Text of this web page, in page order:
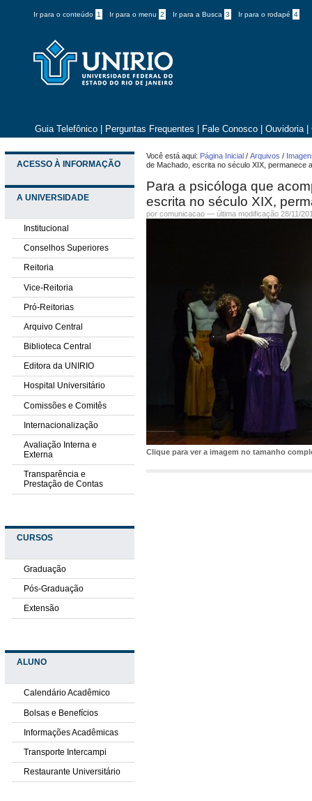
Ir para o conteúdo 1 Ir para o menu 2 Ir para a Busca 3 Ir para o rodapé 4
Guia Telefônico Perguntas Frequentes Fale Conosco Ouvidoria
ACESSO À INFORMAÇÃO
A UNIVERSIDADE
Institucional
Conselhos Superiores
Reitoria
Vice-Reitoria
Pró-Reitorias
Arquivo Central
Biblioteca Central
Editora da UNIRIO
Hospital Universitário
Comissões e Comitês
Internacionalização
Avaliação Interna e
Externa
Transparência e
Prestação de Contas
CURSOS
Graduação
Pós-Graduação
Extensão
ALUNO
Calendário Acadêmico
Bolsas e Benefícios
Informações Acadêmicas
Transporte Intercampi
Restaurante Universitário
Você está aqui: Página Inicial /Arquivos /
de Machado, escrita no século XIX, permanece
Para a psicóloga que
escrita no século XIX,
por comunicacao —última modificação 28/11/
Clique para ver a imagem no tamanho